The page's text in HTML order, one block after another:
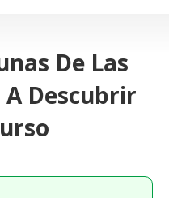
De Las
A Descubrir